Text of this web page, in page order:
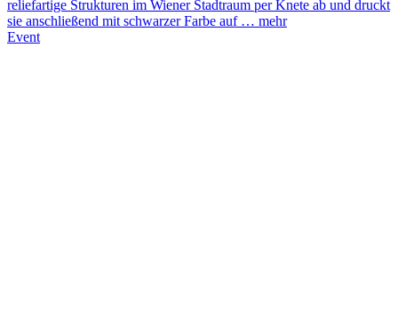
reliefartige Strukturen im Wiener Stadtraum per Knete ab und druckt
sie anschließend mit schwarzer Farbe auf … mehr
Event